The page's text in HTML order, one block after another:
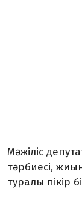
Мәжіліс
тәрбиесі,
туралы пікір